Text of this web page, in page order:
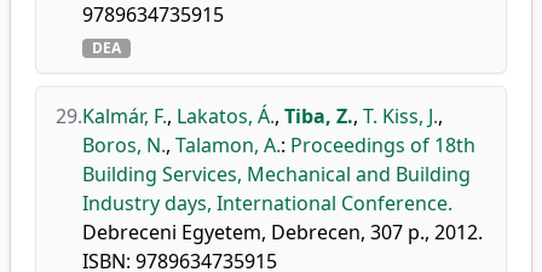
9789634735915
DEA
29.Kalmár, F., Lakatos, Á., Tiba, Z., T. Kiss, J.,
Boros, N., Talamon, A.: Proceedings of 18th
Building Services, Mechanical and Building
Industry days, International Conference.
Debreceni Egyetem, Debrecen, 307 p., 2012.
ISBN: 9789634735915